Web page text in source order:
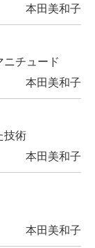
本田美和子
チュード
本田美和子
技術
本田美和子
本田美和子